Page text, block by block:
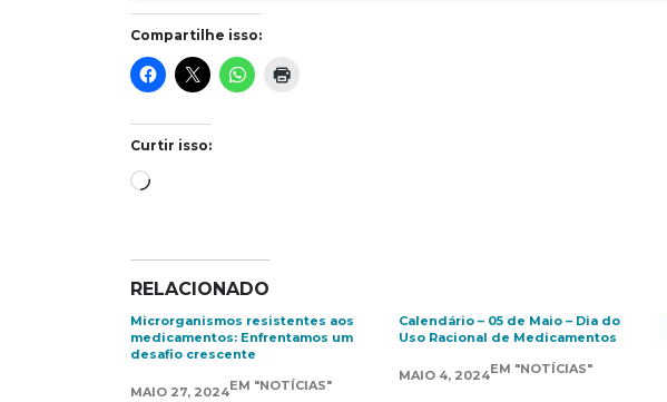
Compartilhe isso:
Curtir isso:
Carregando...
RELACIONADO
Microrganismos resistentes aos
medicamentos: Enfrentamos um
desafio crescente
MAIO 27, 2024EM "NOTÍCIAS"
Calendário – 05 de Maio – Dia do
Uso Racional de Medicamentos
MAIO 4, 2024EM "NOTÍCIAS"